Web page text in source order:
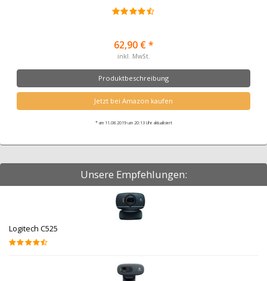
62,90 € *
inkl. MwSt.
Produktbeschreibung
Jetzt bei Amazon kaufen
* am 11.08.2019 um 20:13 Uhr aktualisiert
Unsere Empfehlungen:
Logitech C525